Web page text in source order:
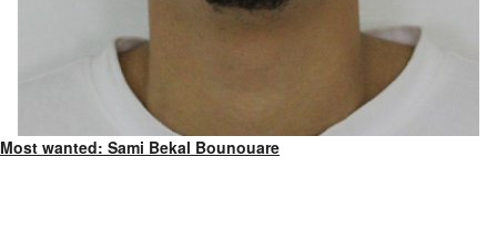
Most wanted: Sami Bekal Bounouare